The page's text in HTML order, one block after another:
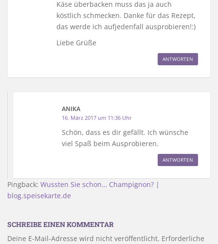
Käse überbacken muss das ja auch
köstlich schmecken. Danke für das Rezept,
das werde ich aufjedenfall ausprobieren!:)
Liebe Grüße
ANTWORTEN
ANIKA
16. März 2017 um 11:36 Uhr
Schön, dass es dir gefällt. Ich wünsche
viel Spaß beim Ausprobieren.
ANTWORTEN
Pingback: Wussten Sie schon… Champignon? |
blog.speisekarte.de
SCHREIBE EINEN KOMMENTAR
Deine E-Mail-Adresse wird nicht veröffentlicht. Erforderliche